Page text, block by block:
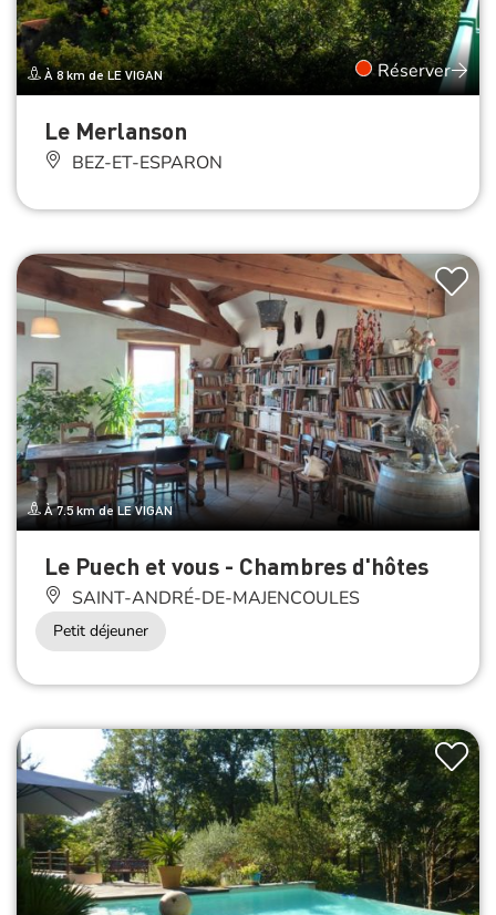
À 8 km de LE VIGAN Réserver
Le Merlanson
BEZ-ET-ESPARON
À 7.5 km de LE VIGAN
Le Puech et vous - Chambres d'hôtes
SAINT-ANDRÉ-DE-MAJENCOULES
Petit déjeuner